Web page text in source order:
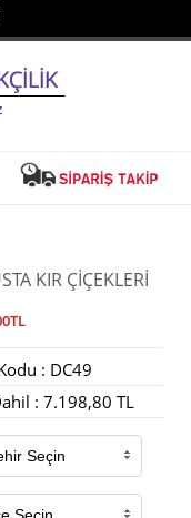
KIR ÇİÇEKLERİ
: DC49
: 7.198,80 TL